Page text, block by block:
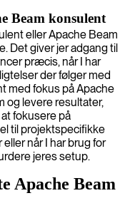
Beam konsulent
eller Apache Beam
Det giver jer adgang til
præcis, når I har
der følger med
med fokus på Apache
og levere resultater,
fokusere på
til projektspecifikke
når I har brug for
jeres setup.
Apache Beam